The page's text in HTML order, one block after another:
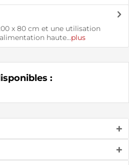
x 80 cm et une utilisation
haute...plus
: